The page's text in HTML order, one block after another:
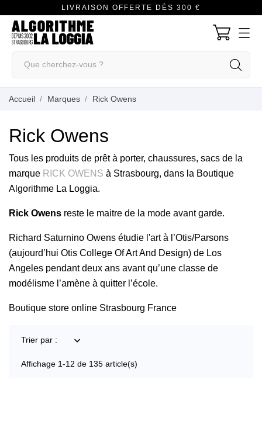
LIVRAISON OFFERTE DÈS 300 €
Accueil Marques Rick Owens
Rick Owens
Tous les produits de prêt à porter, chaussures, sacs de la
marque RICK OWENS à Strasbourg, dans la Boutique
Algorithme La Loggia.
Rick Owens reste le maitre de la mode avant garde.
Richard Saturnino Owens étudie l'art à l’Otis/Parsons
(aujourd’hui Otis College Of Art And Design) de Los
Angeles pendant deux ans avant qu’une classe de
modélisme l’amène à quitter l’école.
Boutique store online Strasbourg France
Trier par : 
Affichage 1-12 de 135 article(s)